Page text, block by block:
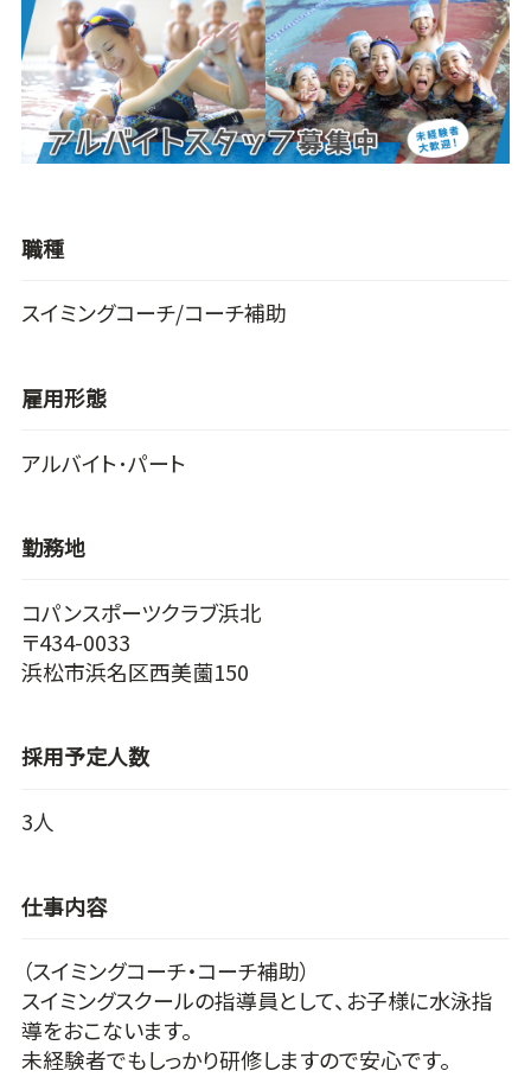
職種
スイミングコーチ/コーチ補助
雇用形態
アルバイト･パート
勤務地
コパンスポーツクラブ浜北
〒434-0033
浜松市浜名区西美薗150
採用予定人数
3人
仕事内容
（スイミングコーチ・コーチ補助）
スイミングスクールの指導員として、お子様に水泳指
導をおこないます。
未経験者でもしっかり研修しますので安心です。